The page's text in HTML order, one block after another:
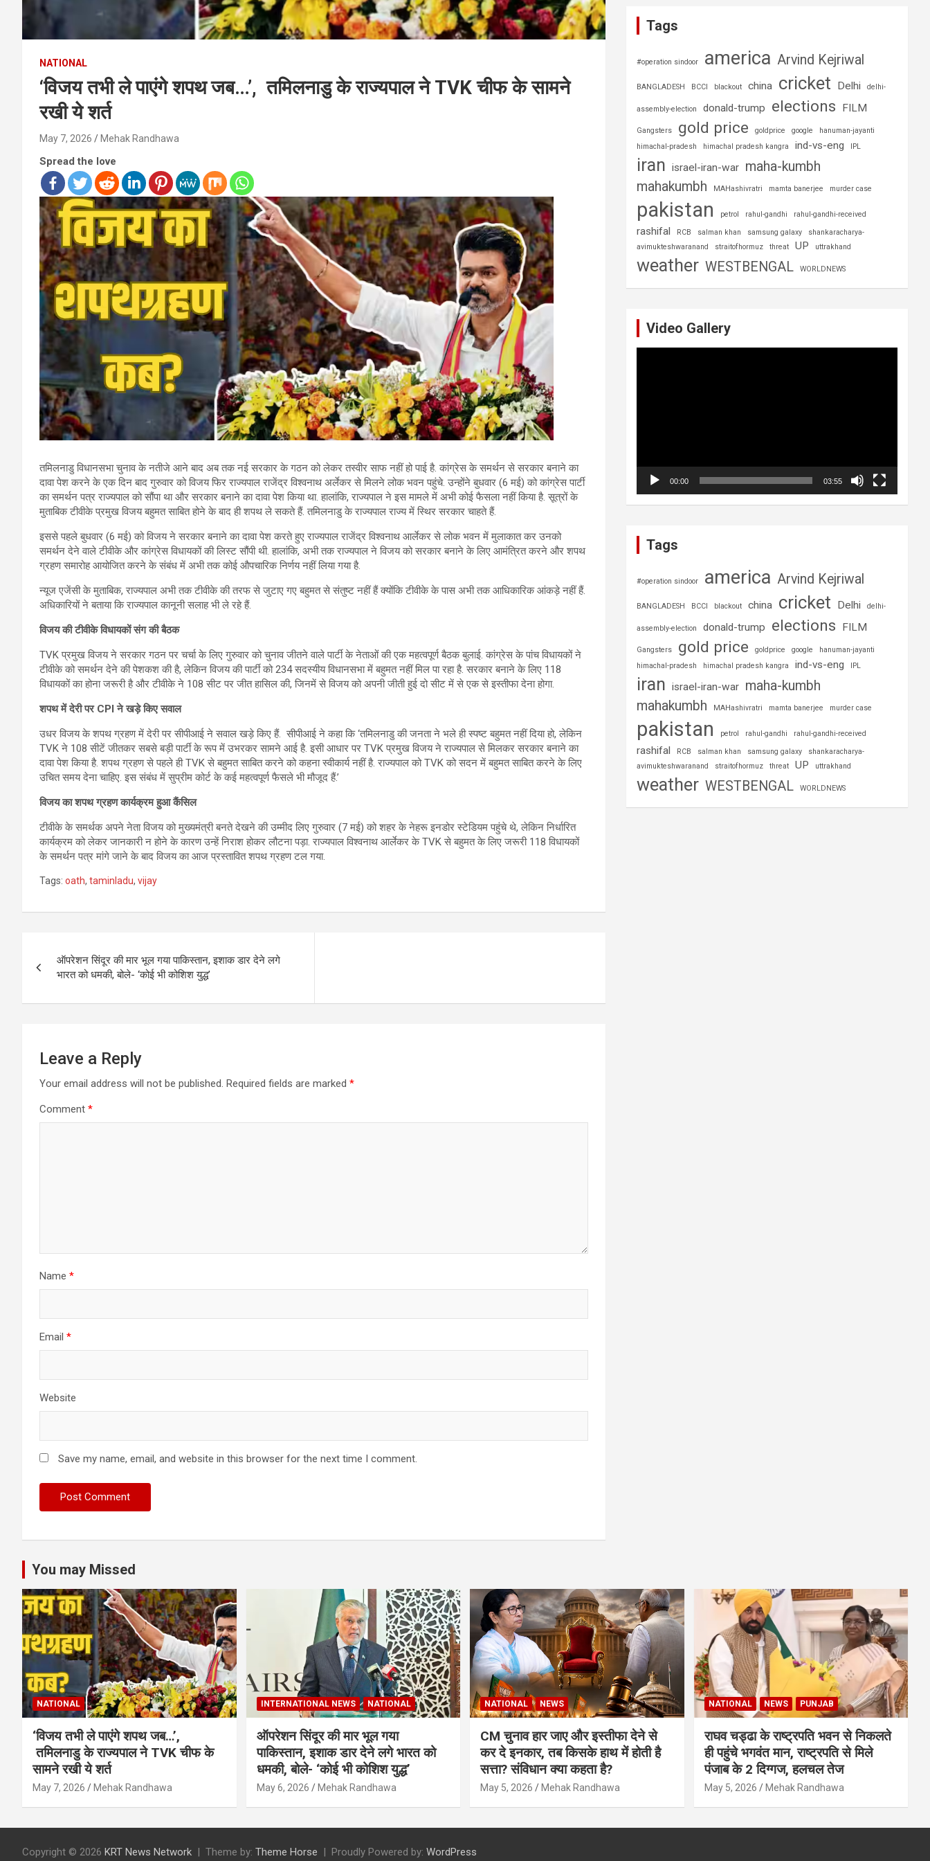
NATIONAL
‘विजय तभी ले पाएंगे शपथ जब…’, तमिलनाडु के राज्यपाल ने TVK चीफ के सामने
रखी ये शर्त
May 7, 2026 Mehak Randhawa
Spread the love
तमिलनाडु विधानसभा चुनाव के नतीजे आने बाद अब तक नई सरकार के गठन को लेकर तस्वीर साफ नहीं हो पाई है. कांग्रेस के समर्थन से सरकार बनाने का
दावा पेश करने के एक दिन बाद गुरुवार को विजय फिर राज्यपाल राजेंद्र विश्वनाथ अर्लेकर से मिलने लोक भवन पहुंचे. उन्होंने बुधवार (6 मई) को कांग्रेस पार्टी
का समर्थन पत्र राज्यपाल को सौंपा था और सरकार बनाने का दावा पेश किया था. हालांकि, राज्यपाल ने इस मामले में अभी कोई फैसला नहीं किया है. सूत्रों के
मुताबिक टीवीके प्रमुख विजय बहुमत साबित होने के बाद ही शपथ ले सकते हैं. तमिलनाडु के राज्यपाल राज्य में स्थिर सरकार चाहते हैं.
इससे पहले बुधवार (6 मई) को विजय ने सरकार बनाने का दावा पेश करते हुए राज्यपाल राजेंद्र विश्वनाथ आर्लेकर से लोक भवन में मुलाकात कर उनको
समर्थन देने वाले टीवीके और कांग्रेस विधायकों की लिस्ट सौंपी थी. हालांकि, अभी तक राज्यपाल ने विजय को सरकार बनाने के लिए आमंत्रित करने और शपथ
ग्रहण समारोह आयोजित करने के संबंध में अभी तक कोई औपचारिक निर्णय नहीं लिया गया है.
न्यूज एजेंसी के मुताबिक, राज्यपाल अभी तक टीवीके की तरफ से जुटाए गए बहुमत से संतुष्ट नहीं हैं क्योंकि टीवीके के पास अभी तक आधिकारिक आंकड़े नहीं हैं.
अधिकारियों ने बताया कि राज्यपाल कानूनी सलाह भी ले रहे हैं.
विजय की टीवीके विधायकों संग की बैठक
TVK प्रमुख विजय ने सरकार गठन पर चर्चा के लिए गुरुवार को चुनाव जीतने वाले पार्टी के नेताओं की एक महत्वपूर्ण बैठक बुलाई. कांग्रेस के पांच विधायकों ने
टीवीके को समर्थन देने की पेशकश की है, लेकिन विजय की पार्टी को 234 सदस्यीय विधानसभा में बहुमत नहीं मिल पा रहा है. सरकार बनाने के लिए 118
विधायकों का होना जरूरी है और टीवीके ने 108 सीट पर जीत हासिल की, जिनमें से विजय को अपनी जीती हुई दो सीट में से एक से इस्तीफा देना होगा.
शपथ में देरी पर CPI ने खड़े किए सवाल
उधर विजय के शपथ ग्रहण में देरी पर सीपीआई ने सवाल खड़े किए हैं. सीपीआई ने कहा कि ‘तमिलनाडु की जनता ने भले ही स्पष्ट बहुमत नहीं दिया हो, लेकिन
TVK ने 108 सीटें जीतकर सबसे बड़ी पार्टी के रूप में उभरकर सामने आई है. इसी आधार पर TVK प्रमुख विजय ने राज्यपाल से मिलकर सरकार बनाने का
दावा पेश किया है. शपथ ग्रहण से पहले ही TVK से बहुमत साबित करने को कहना स्वीकार्य नहीं है. राज्यपाल को TVK को सदन में बहुमत साबित करने के लिए
उचित समय देना चाहिए. इस संबंध में सुप्रीम कोर्ट के कई महत्वपूर्ण फैसले भी मौजूद हैं.’
विजय का शपथ ग्रहण कार्यक्रम हुआ कैंसिल
टीवीके के समर्थक अपने नेता विजय को मुख्यमंत्री बनते देखने की उम्मीद लिए गुरुवार (7 मई) को शहर के नेहरू इनडोर स्टेडियम पहुंचे थे, लेकिन निर्धारित
कार्यक्रम को लेकर जानकारी न होने के कारण उन्हें निराश होकर लौटना पड़ा. राज्यपाल विश्वनाथ आर्लेकर के TVK से बहुमत के लिए जरूरी 118 विधायकों
के समर्थन पत्र मांगे जाने के बाद विजय का आज प्रस्तावित शपथ ग्रहण टल गया.
Tags: oath, taminladu, vijay
navigation
ऑपरेशन सिंदूर की मार भूल गया पाकिस्तान, इशाक डार देने लगे
भारत को धमकी, बोले- ‘कोई भी कोशिश युद्ध’
Leave a Reply
Your email address will not be published. Required fields are marked *
Comment *
Name *
Email *
Website
Save my name, email, and website in this browser for the next time I comment.
Tags
#operation sindoor america Arvind Kejriwal
BANGLADESH BCCI blackout china cricket Delhi delhi-
assembly-election donald-trump elections FILM
Gangsters gold price goldprice google
hanuman-jayanti
himachal-pradesh
himachal pradesh kangra ind-vs-eng IPL
iran israel-iran-war maha-kumbh
mahakumbh
MAHashivratri mamta banerjee murder case
pakistan petrol rahul-gandhi rahul-gandhi-received
rashifal RCB salman khan samsung galaxy
shankaracharya-
avimukteshwaranand
straitofhormuz threat UP uttrakhand
weather WESTBENGAL WORLDNEWS
Video Gallery
00:00 03:55
Tags
#operation sindoor america Arvind Kejriwal
BANGLADESH BCCI blackout china cricket Delhi delhi-
assembly-election donald-trump elections FILM
Gangsters gold price goldprice google
hanuman-jayanti
himachal-pradesh
himachal pradesh kangra ind-vs-eng IPL
iran israel-iran-war maha-kumbh
mahakumbh
MAHashivratri mamta banerjee murder case
pakistan petrol rahul-gandhi rahul-gandhi-received
rashifal RCB salman khan samsung galaxy
shankaracharya-
avimukteshwaranand
straitofhormuz threat UP uttrakhand
weather WESTBENGAL WORLDNEWS
You may Missed
NATIONAL
‘विजय तभी ले पाएंगे शपथ जब…’,
तमिलनाडु के राज्यपाल ने TVK चीफ के
सामने रखी ये शर्त
May 7, 2026 Mehak Randhawa
INTERNATIONAL NEWS NATIONAL
ऑपरेशन सिंदूर की मार भूल गया
पाकिस्तान, इशाक डार देने लगे भारत को
धमकी, बोले- ‘कोई भी कोशिश युद्ध’
May 6, 2026 Mehak Randhawa
NATIONAL NEWS
CM चुनाव हार जाए और इस्तीफा देने से
कर दे इनकार, तब किसके हाथ में होती है
सत्ता? संविधान क्या कहता है?
May 5, 2026 Mehak Randhawa
NATIONAL NEWS PUNJAB
राघव चड्ढा के राष्ट्रपति भवन से निकलते
ही पहुंचे भगवंत मान, राष्ट्रपति से मिले
पंजाब के 2 दिग्गज, हलचल तेज
May 5, 2026 Mehak Randhawa
Copyright © 2026 KRT News Network Theme by: Theme Horse Proudly Powered by: WordPress